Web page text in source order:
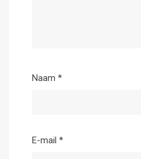
Naam *
E-mail *